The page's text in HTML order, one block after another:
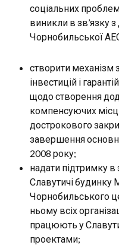
соціальних
виникли в зв’язку
Чорнобильської
створити механізм
інвестицій і
щодо створення
компенсуючих
дострокового
завершення
2008 року;
надати підтримку
Славутичі будинку
Чорнобильського
ньому всіх
працюють у
проектами;